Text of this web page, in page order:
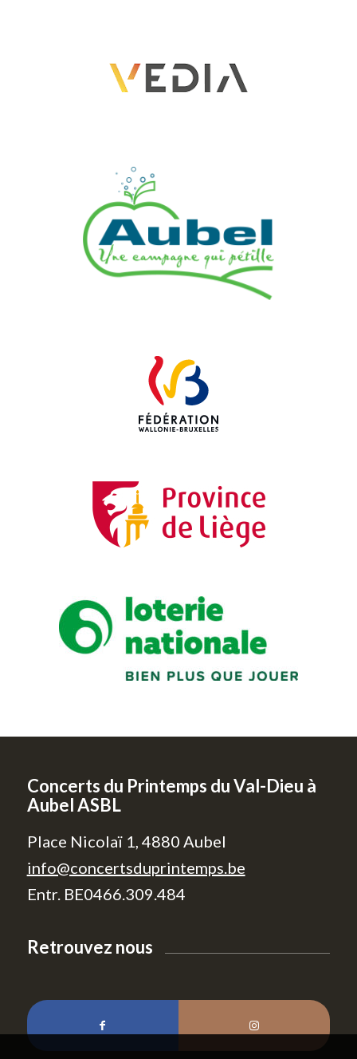
Concerts du Printemps du Val-Dieu à
Aubel ASBL
Place Nicolaï 1, 4880 Aubel
info@concertsduprintemps.be
Entr. BE0466.309.484
Retrouvez nous